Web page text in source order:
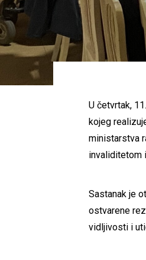
U četvrtak,
kojeg
ministarstva
invaliditetom
Sastanak je
ostvarene
vidljivosti i